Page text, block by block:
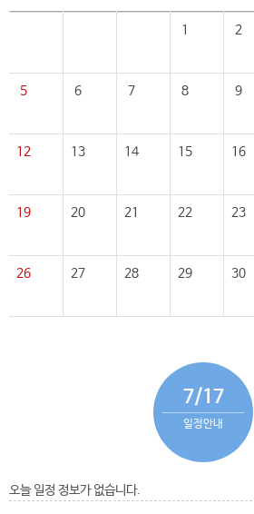
1 2
5 6 7 8 9
12 13 14 15 16
19 20 21 22 23
26 27 28 29 30
7/17
일정안내
오늘 일정 정보가 없습니다.